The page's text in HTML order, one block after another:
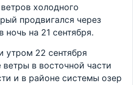
холодного
продвигался через
ночь на 21 сентября.
утром 22 сентября
в восточной части
и в районе системы озер